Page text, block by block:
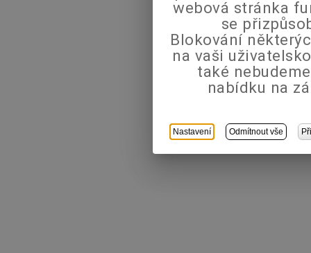
webová stránka
se
Blokování
na vaši
také
nabídku na
Nastavení Odmítnout vše